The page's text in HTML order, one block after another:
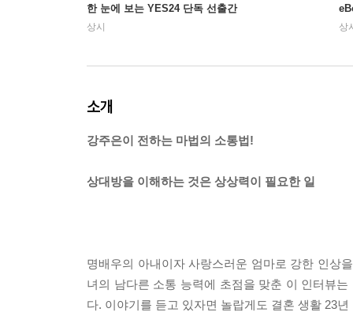
한 눈에 보는 YES24 단독 선출간
상시 상
소개
강주은이 전하는 마법의 소통법!
상대방을 이해하는 것은 상상력이 필요한 일
명배우의 아내이자 사랑스러운 엄마로 강한 인상
녀의 남다른 소통 능력에 초점을 맞춘 이 인터뷰
다. 이야기를 듣고 있자면 놀랍게도 결혼 생활 23